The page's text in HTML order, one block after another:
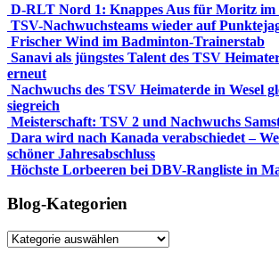
D-RLT Nord 1: Knappes Aus für Moritz im
TSV-Nachwuchsteams wieder auf
Frischer Wind im Badminton-Trainerstab
Sanavi als jüngstes Talent des TSV
erneut
Nachwuchs des TSV Heimaterde in Wesel
siegreich
Meisterschaft: TSV 2 und Nachwuchs
Dara wird nach Kanada verabschiedet –
schöner Jahresabschluss
Höchste Lorbeeren bei DBV-Rangliste in
Blog-Kategorien
Blog-